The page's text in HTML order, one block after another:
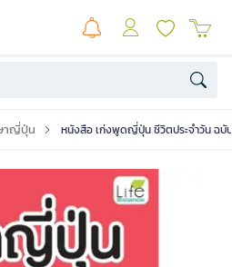
าญี่ปุ่น หนังสือ เก่งพูดญี่ปุ่น ชีวิตประจำวัน ฉ